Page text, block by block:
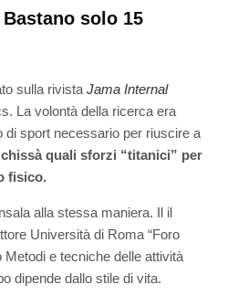
solo 15
sulla rivista Jama Internal
La volontà della ricerca era
di sport necessario per riuscire a
quali sforzi “titanici” per
fisico.
alla stessa maniera. Il il
Università di Roma “Foro
Metodi e tecniche delle attività
dipende dallo stile di vita.